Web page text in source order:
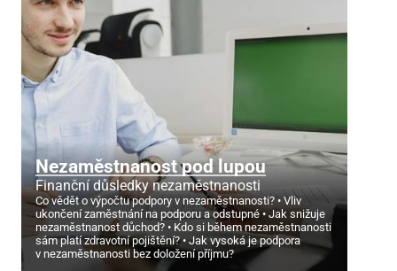
Nezaměstnanost pod lupou
Finanční důsledky nezaměstnanosti
Co vědět o výpočtu podpory v nezaměstnanosti?
Vliv
ukončení zaměstnání na podporu a odstupné
Jak snižuje
nezaměstnanost důchod?
Kdo si během nezaměstnanosti
sám platí zdravotní pojištění?
Jak vysoká je podpora
v nezaměstnanosti bez doložení příjmu?